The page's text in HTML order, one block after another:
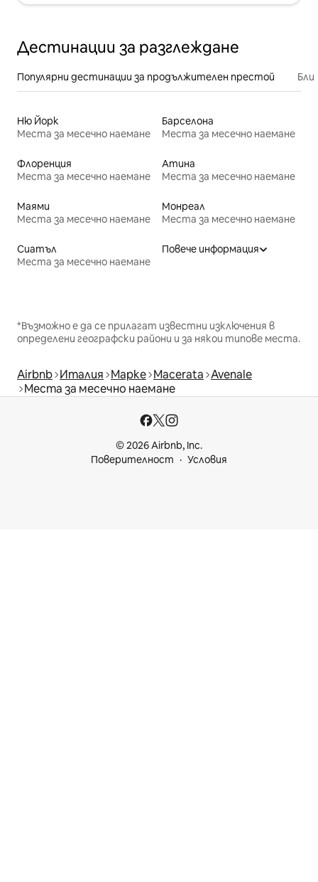
Дестинации за разглеждане
Популярни дестинации за продължителен престой
Ню Йорк
Места за месечно наемане
Барселона
Места за месечно наемане
Флоренция
Места за месечно наемане
Атина
Места за месечно наемане
Маями
Места за месечно наемане
Монреал
Места за месечно наемане
Сиатъл
Места за месечно наемане
Повече информация
*Възможно е да се прилагат известни изключения в
определени географски райони и за някои типове места.
Airbnb Италия Марке Macerata Avenale
Места за месечно наемане
© 2026 Airbnb, Inc.
Поверителност
Условия